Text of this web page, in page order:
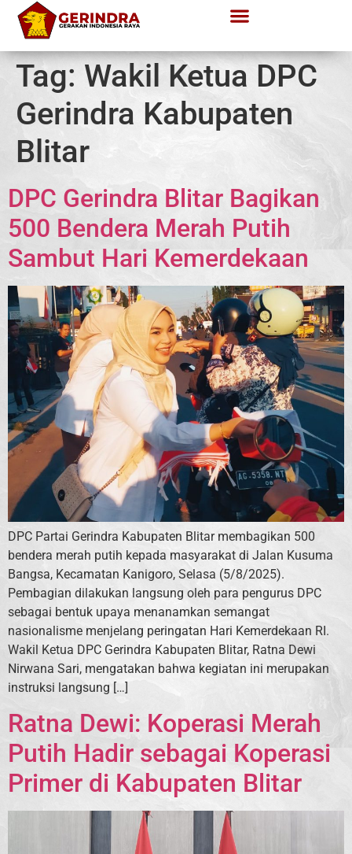
Tag: Wakil Ketua DPC
Gerindra Kabupaten
Blitar
DPC Gerindra Blitar Bagikan
500 Bendera Merah Putih
Sambut Hari Kemerdekaan
DPC Partai Gerindra Kabupaten Blitar membagikan 500
bendera merah putih kepada masyarakat di Jalan Kusuma
Bangsa, Kecamatan Kanigoro, Selasa (5/8/2025).
Pembagian dilakukan langsung oleh para pengurus DPC
sebagai bentuk upaya menanamkan semangat
nasionalisme menjelang peringatan Hari Kemerdekaan RI.
Wakil Ketua DPC Gerindra Kabupaten Blitar, Ratna Dewi
Nirwana Sari, mengatakan bahwa kegiatan ini merupakan
instruksi langsung […]
Ratna Dewi: Koperasi Merah
Putih Hadir sebagai Koperasi
Primer di Kabupaten Blitar